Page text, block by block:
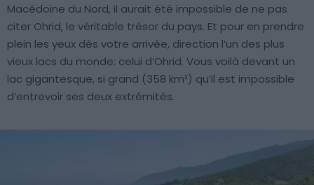
Macédoine du Nord, il aurait été impossible de ne pas
citer Ohrid, le véritable trésor du pays. Et pour en prendre
plein les yeux dès votre arrivée, direction l’un des plus
vieux lacs du monde: celui d’Ohrid. Vous voilà devant un
lac gigantesque, si grand (358 km²) qu’il est impossible
d’entrevoir ses deux extrémités.